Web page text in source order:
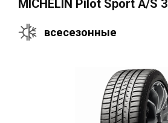
MICHELIN Pilot Sport A/S 3
всесезонные